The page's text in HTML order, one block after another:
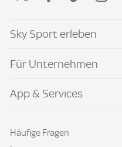
Sky Sport erleben
Für Unternehmen
App & Services
Häufige Fragen